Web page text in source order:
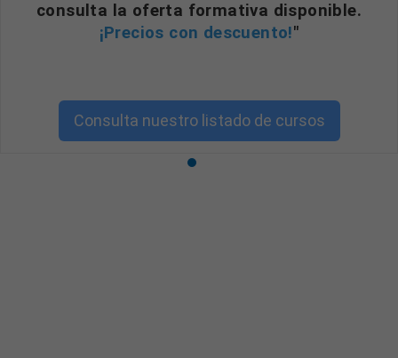
consulta la oferta formativa disponible.
¡Precios con descuento!"
Consulta nuestro listado de cursos